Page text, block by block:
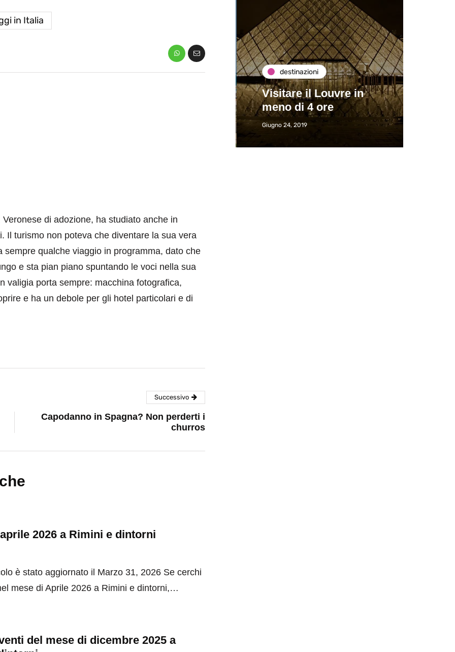
in Italia
eventi destinazioni
Visitare il Louvre in
meno di 4 ore
Giugno 24, 2019
di adozione, ha studiato anche in
Il turismo non poteva che diventare la sua vera
sempre qualche viaggio in programma, dato che
e sta pian piano spuntando le voci nella sua
valigia porta sempre: macchina fotografica,
e ha un debole per gli hotel particolari e di
Successivo
Capodanno in Spagna? Non perderti i
churros
2026 a Rimini e dintorni
è stato aggiornato il Marzo 31, 2026 Se cerchi
mese di Aprile 2026 a Rimini e dintorni,…
del mese di dicembre 2025 a